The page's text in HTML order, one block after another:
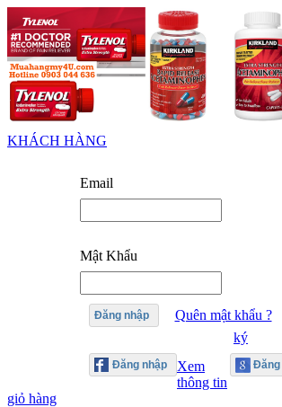
KHÁCH HÀNG
Email
Mật Khẩu
Đăng nhập Quên mật khẩu ?
ký
Xem
thông tin
giỏ hàng